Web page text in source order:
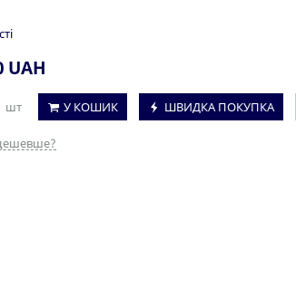
UAH
шт У КОШИК ШВИДКА ПОКУПКА